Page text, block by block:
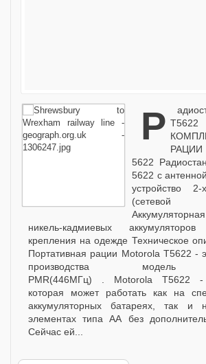
Радиостанция Motorola T5622
РАЦИИ
5622
5622 с
устройство 2-
никель-кадмиевых
крепления на одежде Техническое
Портативная рации Motorola T5622 -
производства модель
PMR(446МГц) . Motorola T5622 -
которая может работать как на
аккумуляторных батареях, так и
элементах типа АА без
Сейчас ей...